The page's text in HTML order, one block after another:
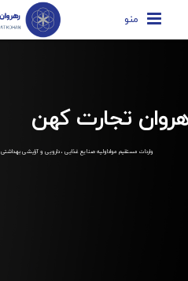
منو
تجارت کهن
واردات مستقیم مواداولیه صنایع غذایی ، دارویی و آرایشی بهداشتی